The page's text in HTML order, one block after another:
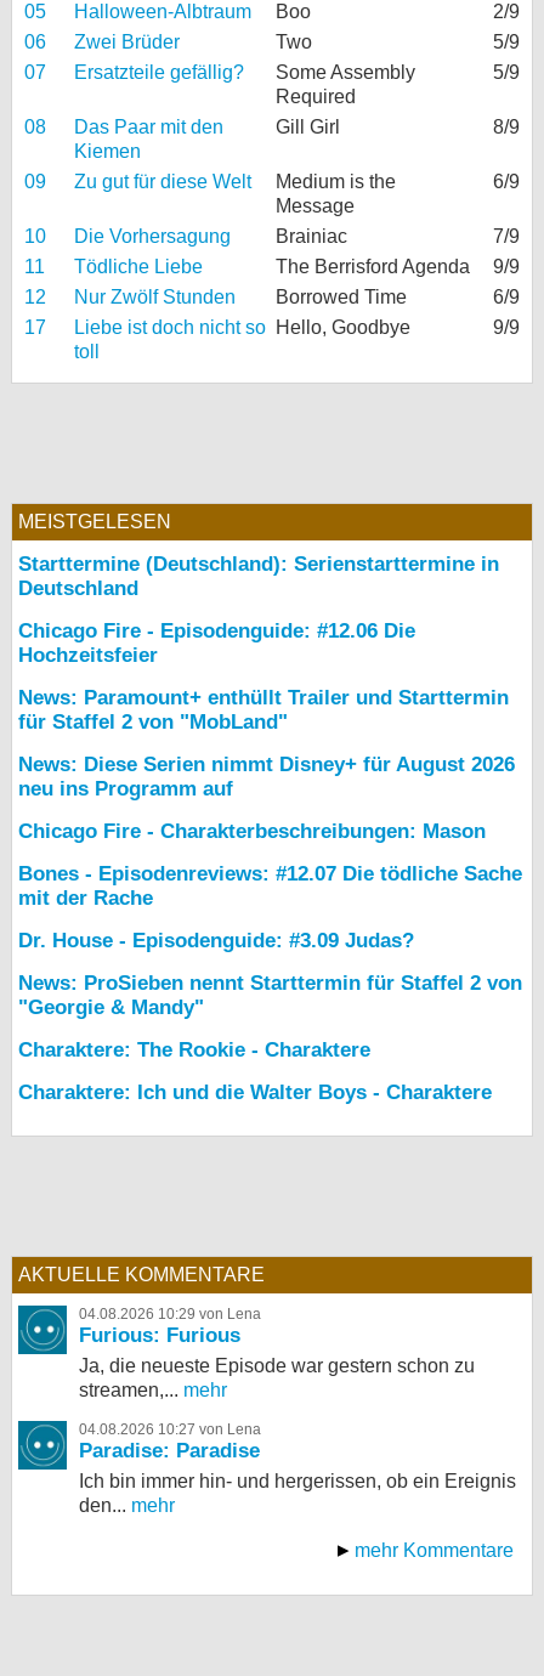
05
Halloween-Albtraum Boo
2/9
06
Zwei Brüder Two
5/9
07
Ersatzteile gefällig?
Some Assembly
Required
5/9
08
Das Paar mit den
Kiemen
Gill Girl 8/9
09 Zu gut für diese Welt
Medium is the
Message
6/9
10 Die Vorhersagung Brainiac
7/9
11
Tödliche Liebe The Berrisford Agenda
9/9
12
Nur Zwölf Stunden Borrowed Time
6/9
17
Liebe ist doch nicht so
toll
Hello, Goodbye 9/9
MEISTGELESEN
Starttermine (Deutschland): Serienstarttermine in
Deutschland
Chicago Fire - Episodenguide: #12.06 Die
Hochzeitsfeier
News: Paramount+ enthüllt Trailer und Starttermin
für Staffel 2 von "MobLand"
News: Diese Serien nimmt Disney+ für August 2026
neu ins Programm auf
Chicago Fire - Charakterbeschreibungen: Mason
Bones - Episodenreviews: #12.07 Die tödliche Sache
mit der Rache
Dr. House - Episodenguide: #3.09 Judas?
News: ProSieben nennt Starttermin für Staffel 2 von
"Georgie & Mandy"
Charaktere: The Rookie - Charaktere
Charaktere: Ich und die Walter Boys - Charaktere
AKTUELLE KOMMENTARE
04.08.2026 10:29 von Lena
Furious: Furious
Ja, die neueste Episode war gestern schon zu
streamen,... mehr
04.08.2026 10:27 von Lena
Paradise: Paradise
Ich bin immer hin- und hergerissen, ob ein Ereignis
den... mehr
mehr Kommentare